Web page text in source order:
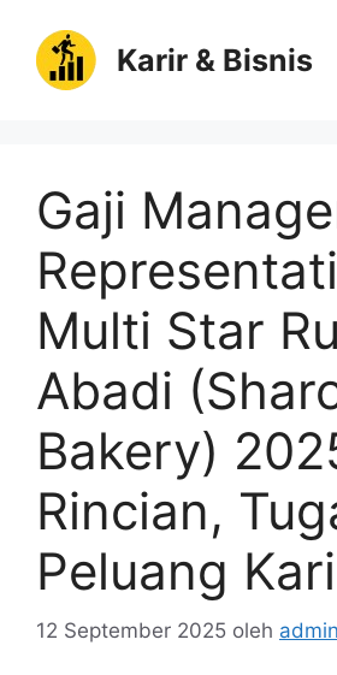
Karir & Bisnis
Gaji
Multi Star
Abadi
Bakery)
Rincian,
Peluang
12 September 2025 oleh admin